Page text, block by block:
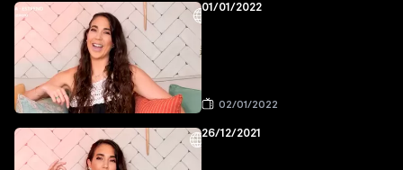
01/01/2022
02/01/2022
26/12/2021